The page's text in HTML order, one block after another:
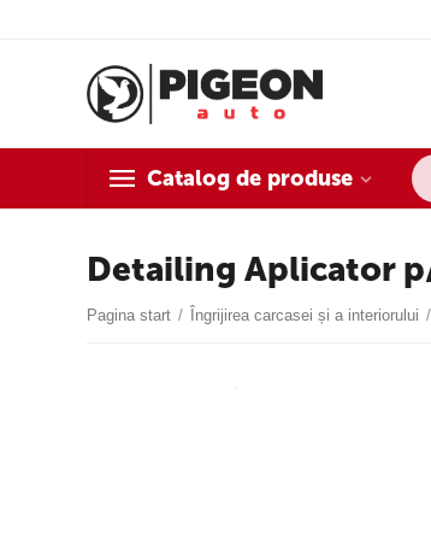
Catalog de produse
Detailing Aplicator
Pagina start / Îngrijirea carcasei și a interiorului /